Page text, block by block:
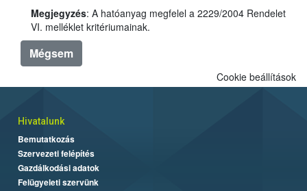
Megjegyzés: A hatóanyag megfelel a 2229/2004 Rendelet
VI. melléklet kritériumainak.
Mégsem
Cookie beállítások
Hivatalunk
Bemutatkozás
Szervezeti felépítés
Gazdálkodási adatok
Felügyeleti szervünk